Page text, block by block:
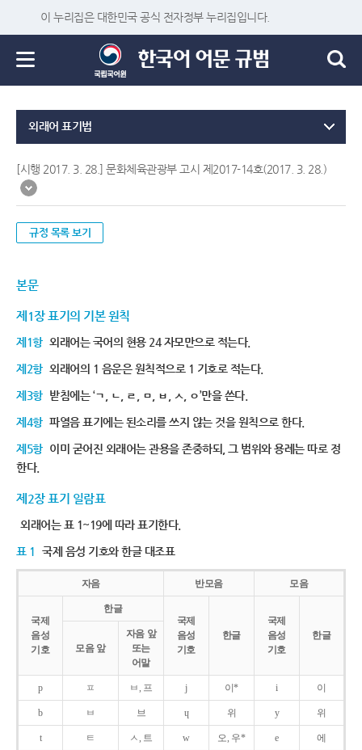
이 누리집은 대한민국 공식 전자정부 누리집입니다.
외래어 표기법
[시행 2017. 3. 28.] 문화체육관광부 고시 제2017-14호(2017. 3. 28.)
규정 목록 보기
본문
제1장 표기의 기본 원칙
제1항 외래어는 국어의 현용 24 자모만으로 적는다.
제2항 외래어의 1 음운은 원칙적으로 1 기호로 적는다.
제3항 받침에는 ‘ㄱ, ㄴ, ㄹ, ㅁ, ㅂ, ㅅ, ㅇ’만을 쓴다.
제4항 파열음 표기에는 된소리를 쓰지 않는 것을 원칙으로 한다.
제5항 이미 굳어진 외래어는 관용을 존중하되, 그 범위와 용례는 따로 정
한다.
제2장 표기 일람표
외래어는 표 1~19에 따라 표기한다.
표 1 국제 음성 기호와 한글 대조표
자음 반모음 모음
국제
음성
기호
한글
국제
음성
기호
한글
국제
음성
기호
한글
모음 앞
자음 앞
또는
어말
p ㅍ ㅂ, 프 j 이* i 이
b ㅂ 브 ɥ 위 y 위
t ㅌ ㅅ, 트 w 오, 우* e 에